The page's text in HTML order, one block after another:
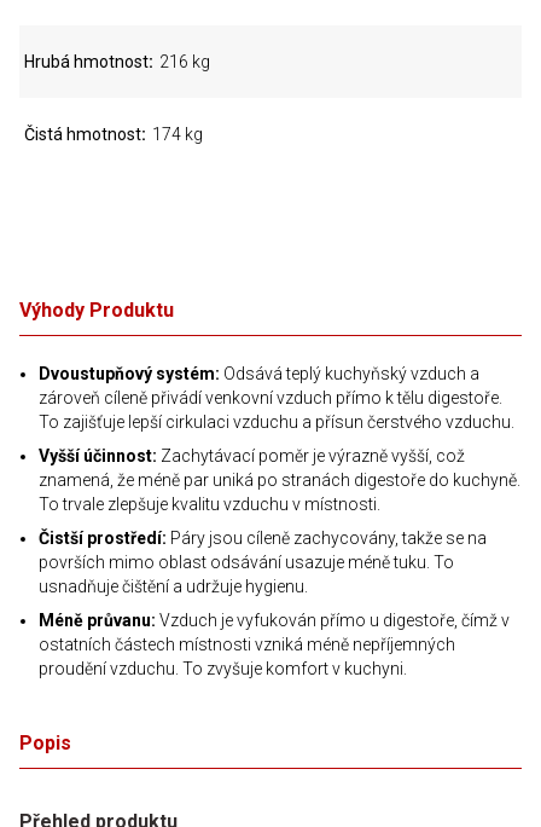
Výhody Produktu
Dvoustupňový systém: Odsává teplý kuchyňský vzduch a
zároveň cíleně přivádí venkovní vzduch přímo k tělu digestoře.
To zajišťuje lepší cirkulaci vzduchu a přísun čerstvého vzduchu.
Vyšší účinnost: Zachytávací poměr je výrazně vyšší, což
znamená, že méně par uniká po stranách digestoře do kuchyně.
To trvale zlepšuje kvalitu vzduchu v místnosti.
Čistší prostředí: Páry jsou cíleně zachycovány, takže se na
površích mimo oblast odsávání usazuje méně tuku. To
usnadňuje čištění a udržuje hygienu.
Méně průvanu: Vzduch je vyfukován přímo u digestoře, čímž v
ostatních částech místnosti vzniká méně nepříjemných
proudění vzduchu. To zvyšuje komfort v kuchyni.
Popis
Přehled produktu
Hrubá hmotnost 216 kg
Čistá hmotnost 174 kg